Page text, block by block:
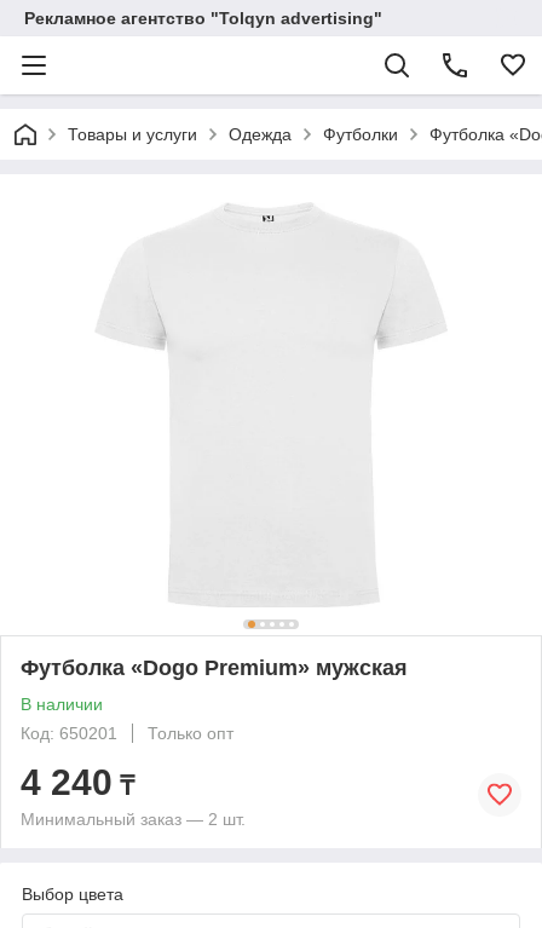
Рекламное агентство "Tolqyn advertising"
Товары и услуги Одежда Футболки Футболка
Футболка «Dogo Premium» мужская
В наличии
Код: 650201
Только опт
4 240 ₸
Минимальный заказ — 2 шт.
Выбор цвета